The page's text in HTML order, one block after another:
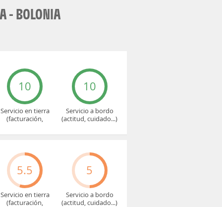
- BOLONIA
10
Servicio en tierra
(facturación,
10
Servicio a bordo
(actitud, cuidado...)
5.5
Servicio en tierra
(facturación,
5
Servicio a bordo
(actitud, cuidado...)